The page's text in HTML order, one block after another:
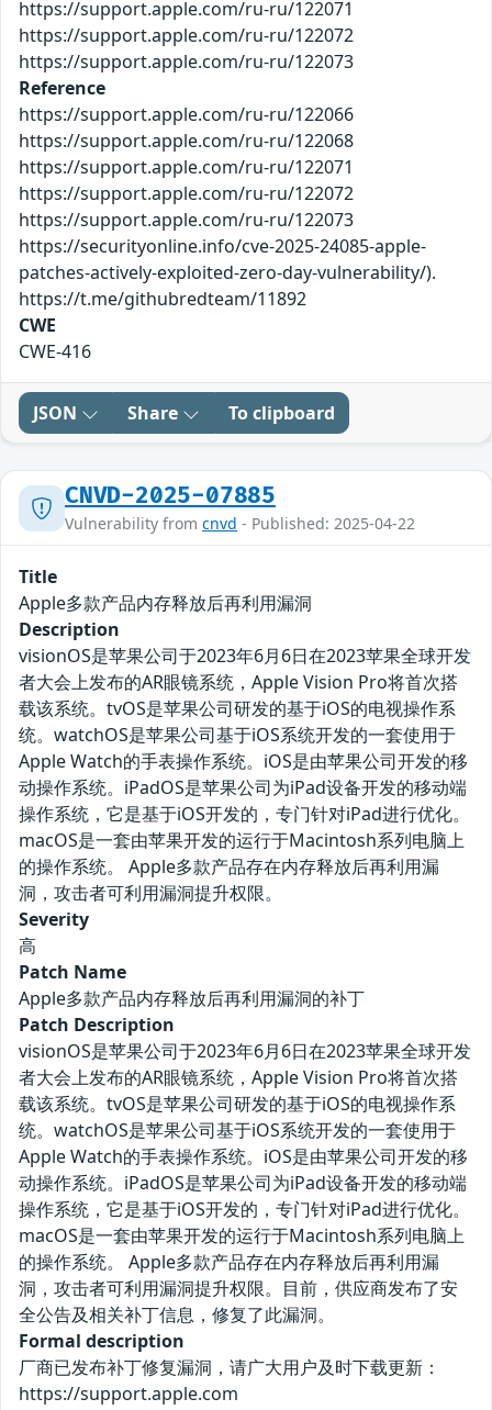
https://support.apple.com/ru-ru/122071
https://support.apple.com/ru-ru/122072
https://support.apple.com/ru-ru/122073
Reference
https://support.apple.com/ru-ru/122066
https://support.apple.com/ru-ru/122068
https://support.apple.com/ru-ru/122071
https://support.apple.com/ru-ru/122072
https://support.apple.com/ru-ru/122073
https://securityonline.info/cve-2025-24085-apple-
patches-actively-exploited-zero-day-vulnerability/).
https://t.me/githubredteam/11892
CWE
CWE-416
JSON Share To clipboard
CNVD-2025-07885
Vulnerability from cnvd - Published: 2025-04-22
Title
Apple多款产品内存释放后再利用漏洞
Description
visionOS是苹果公司于2023年6月6日在2023苹果全球开发
者大会上发布的AR眼镜系统，Apple Vision Pro将首次搭
载该系统。tvOS是苹果公司研发的基于iOS的电视操作系
统。watchOS是苹果公司基于iOS系统开发的一套使用于
Apple Watch的手表操作系统。iOS是由苹果公司开发的移
动操作系统。iPadOS‌是苹果公司为iPad设备开发的移动端
操作系统，它是基于iOS开发的，专门针对iPad进行优化。
macOS是一套由苹果开发的运行于Macintosh系列电脑上
的操作系统。‌ Apple多款产品存在内存释放后再利用漏
洞，攻击者可利用漏洞提升权限。
Severity
高
Patch Name
Apple多款产品内存释放后再利用漏洞的补丁
Patch Description
visionOS是苹果公司于2023年6月6日在2023苹果全球开发
者大会上发布的AR眼镜系统，Apple Vision Pro将首次搭
载该系统。tvOS是苹果公司研发的基于iOS的电视操作系
统。watchOS是苹果公司基于iOS系统开发的一套使用于
Apple Watch的手表操作系统。iOS是由苹果公司开发的移
动操作系统。iPadOS‌是苹果公司为iPad设备开发的移动端
操作系统，它是基于iOS开发的，专门针对iPad进行优化。
macOS是一套由苹果开发的运行于Macintosh系列电脑上
的操作系统。‌ Apple多款产品存在内存释放后再利用漏
洞，攻击者可利用漏洞提升权限。目前，供应商发布了安
全公告及相关补丁信息，修复了此漏洞。
Formal description
厂商已发布补丁修复漏洞，请广大用户及时下载更新：
https://support.apple.com